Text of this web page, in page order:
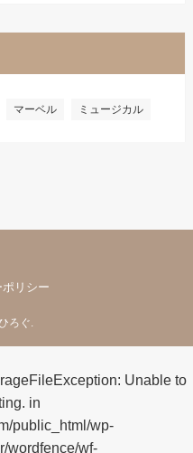
マーベル ミュージカル
リシー
ろぐ.
Unable to
in
public_html/wp-
wordfence/wf-